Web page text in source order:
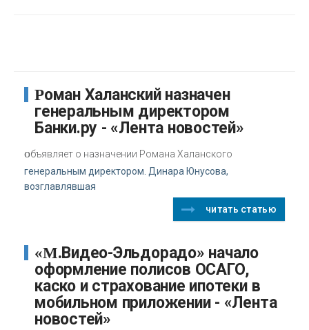
Роман Халанский назначен
генеральным директором
Банки.ру - «Лента новостей»
объявляет о назначении Романа Халанского
генеральным директором. Динара Юнусова,
возглавлявшая
читать статью
«М.Видео-Эльдорадо» начало
оформление полисов ОСАГО,
каско и страхование ипотеки в
мобильном приложении - «Лента
новостей»